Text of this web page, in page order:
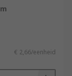
€ 2,66/eenheid